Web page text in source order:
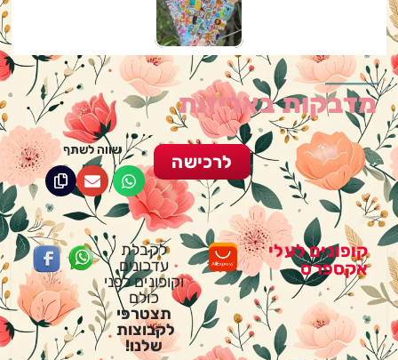
מדבקות באריזות
שווה לשתף
לרכישה
לקבלת
עדכונים
וקופונים לפני
כולם
תצטרפי
לקבוצות
שלנו!
קופונים לעלי
אקספרס